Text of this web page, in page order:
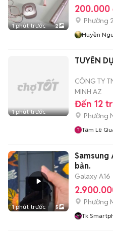
1 phút trước 2
200.000
Phường
Huyền
1 phút trước
TUYỂN
CÔNG TY
MINH AZ
Đến 12
Phường
Tâm Lê
1 phút trước 5
Samsung
bản.
Galaxy A16
Phường
Tk